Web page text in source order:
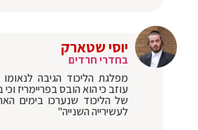
יוסי שטארק
בחדרי חרדים
מפלגת הליכוד הגיבה
עוזב כי הוא הובס בפריימריז
של הליכוד שנערכו בימים
לעשירייה השנייה"